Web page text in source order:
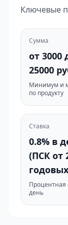
Ключевые
Сумма
от 3000
25000
Минимум и
по продукту
Ставка
0.8% в
(ПСК от
Процентная
день